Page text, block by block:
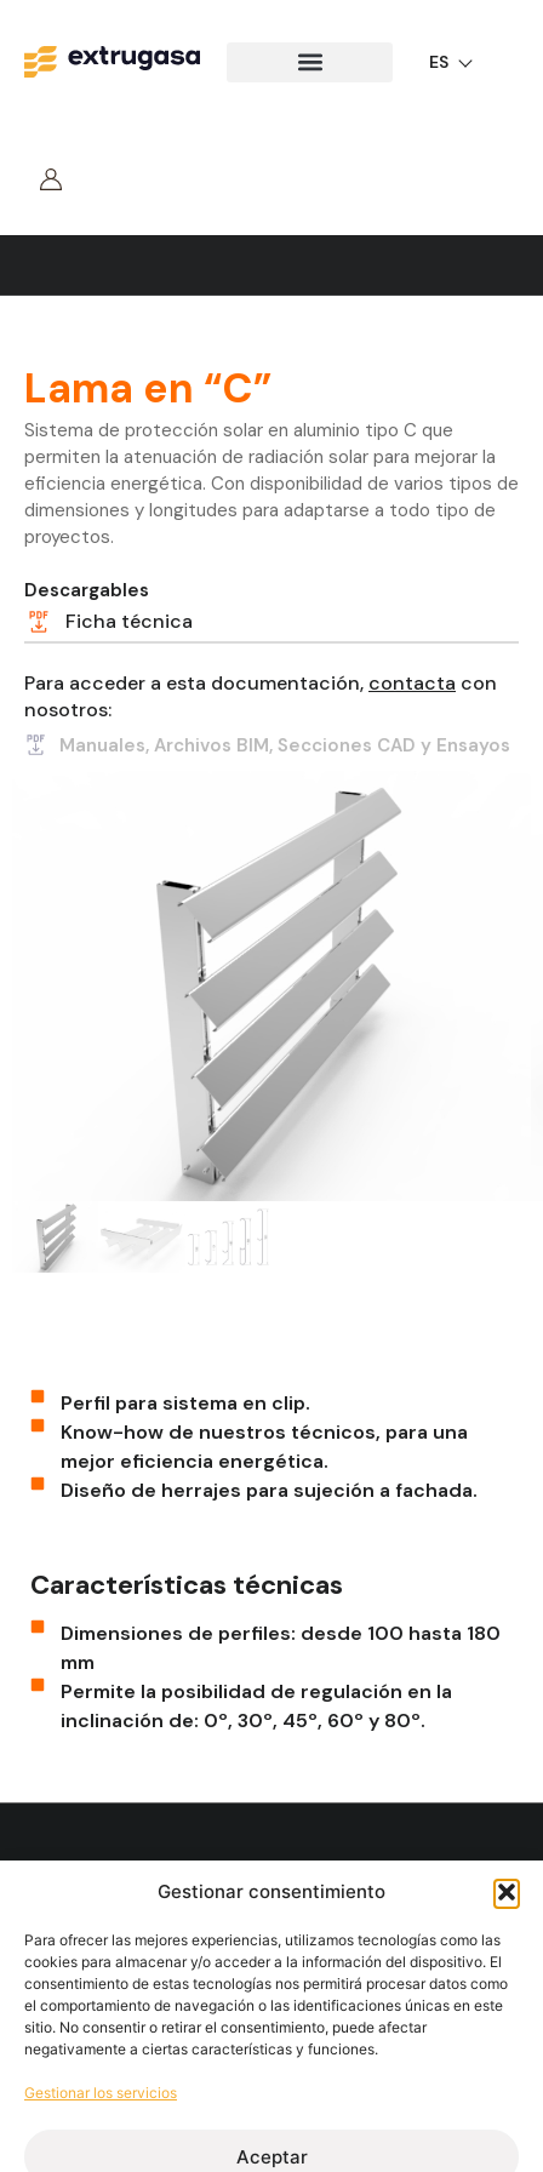
Gestionar consentimiento
Para ofrecer las mejores experiencias, utilizamos tecnologías como las
cookies para almacenar y/o acceder a la información del dispositivo. El
consentimiento de estas tecnologías nos permitirá procesar datos como
el comportamiento de navegación o las identificaciones únicas en este
sitio. No consentir o retirar el consentimiento, puede afectar
negativamente a ciertas características y funciones.
Gestionar los servicios
Aceptar
ES
Lama en “C”
Sistema de protección solar en aluminio tipo C que
permiten la atenuación de radiación solar para mejorar la
eficiencia energética. Con disponibilidad de varios tipos de
dimensiones y longitudes para adaptarse a todo tipo de
proyectos.
Descargables
Ficha técnica
Para acceder a esta documentación, contacta con
nosotros:
Manuales, Archivos BIM, Secciones CAD y Ensayos
Perfil para sistema en clip.
Know-how de nuestros técnicos, para una
mejor eficiencia energética.
Diseño de herrajes para sujeción a fachada.
Características técnicas
Dimensiones de perfiles: desde 100 hasta 180
mm
Permite la posibilidad de regulación en la
inclinación de: 0º, 30º, 45º, 60º y 80º.
Extrusión de perfiles de aluminio para la edificación e
industria.
Contacto
+34 986 564 009